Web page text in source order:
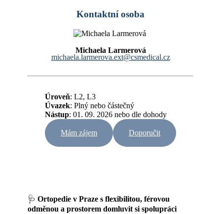
Kontaktní osoba
Michaela Larmerová
michaela.larmerova.ext@csmedical.cz
Úroveň: L2, L3
Úvazek: Plný nebo částečný
Nástup: 01. 09. 2026 nebo dle dohody
Mám zájem Doporučit
🩺 Ortopedie v Praze s flexibilitou, férovou
odměnou a prostorem domluvit si spolupráci